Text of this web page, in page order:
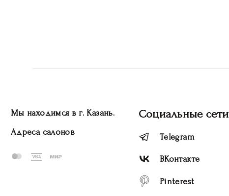
Мы находимся в г. Казань.
Адреса салонов
Социальные сети
Telegram
ВКонтакте
Pinterest